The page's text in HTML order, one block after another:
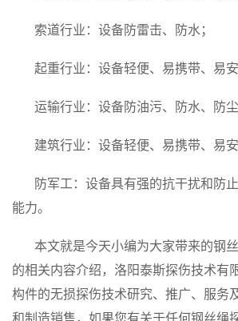
索道行业：设备防雷击、防水；
起重行业：设备轻便、易携带、易安
运输行业：设备防油污、防水、防尘
建筑行业：设备轻便、易携带、易安
防军工：设备具有强的抗干扰和防
能力。
本文就是今天小编为大家带来的钢
的相关内容介绍，洛阳泰斯探伤技术有
构件的无损探伤技术研究、推广、服务